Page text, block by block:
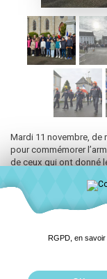
Mardi 11 novembre,
pour commémorer
de ceux qui ont donné
Elus, représentants
secours, musiciens de
plémytains…ont
Après le dépôt des
RICHARD maire a lu le
ministre des Armées
RGPD, en